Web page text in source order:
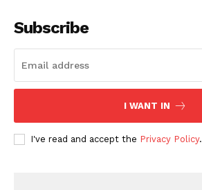
Subscribe
I WANT IN
I've read and accept the Privacy Policy.